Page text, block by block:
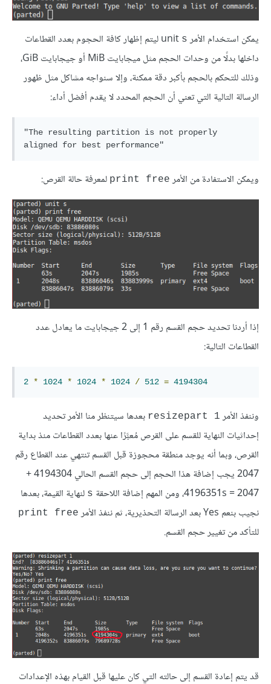
يمكن استخدام الأمر unit s
ليتم إظهار كافة الحجوم بعدد القطاعات
داخلها بدلًا من وحدات الحجم مثل ميجابايت MiB أو جيجابايت GiB،
وذلك للتحكم بالحجم بأكبر دقة ممكنة، وإلا سنواجه مشاكل مثل ظهور
الرسالة التالية التي تعني أن الحجم المحدد لا يقدم أفضل أداء:
"The resulting partition is not properly
ويمكن الاستفادة من الأمر print free لمعرفة حالة القرص:
إذا أردنا تحديد حجم القسم رقم 1 إلى 2 جيجابايت ما يعادل عدد
القطاعات التالية:
2 * 1024 * 1024 * 1024 / 512 = 4194304
وننفذ الأمر resizepart 1 بعدها سيتنظر منا الأمر تحديد
إحداثيات النهاية للقسم على القرص مُعبَّرًا عنها بعدد القطاعات منذ بداية
القرص، وبما أنه يوجد منطقة محجوزة قبل القسم تنتهي عند القطاع رقم
2047 يجب إضافة هذا الحجم إلى حجم القسم الحالي 4194304 +
2047 = 4196351s، ومن المهم إضافة اللاحقة
s لنهاية القيمة، بعدها
نجيب بنعم Yes بعد الرسالة التحذيرية، ثم ننفذ الأمر
print free
للتأكد من تغيير حجم القسم.
قد يتم إعادة القسم إلى حالته التي كان عليها قبل القيام بهذه الإعدادات